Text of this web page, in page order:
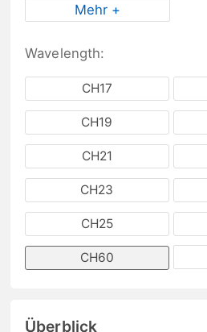
Mehr +
Wavelength:
CH17
CH19
CH21
CH23
CH25
CH60
Überblick